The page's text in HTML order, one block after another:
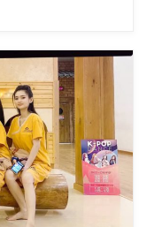
“ẵm” giải